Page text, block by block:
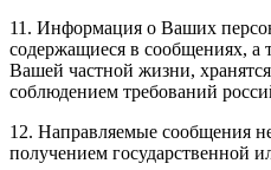
11. Информация о Ваших
содержащиеся в сообщениях, а
Вашей частной жизни,
соблюдением требований
12. Направляемые сообщения
получением государственной